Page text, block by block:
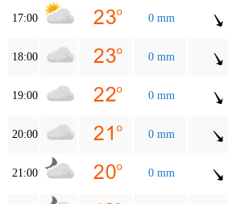
17:00 0 mm
18:00 0 mm
19:00 0 mm
20:00 0 mm
21:00 0 mm